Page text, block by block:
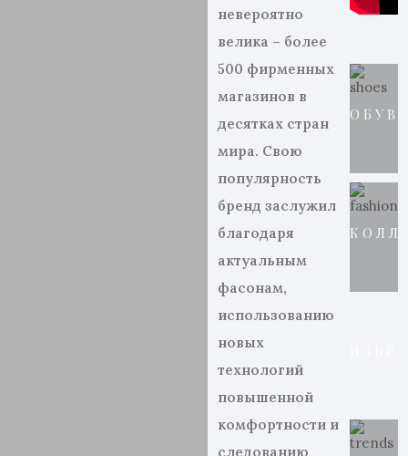
невероятно
велика – более
500 фирменных
магазинов в
десятках стран
мира. Свою
популярность
бренд заслужил
благодаря
актуальным
фасонам,
использованию
новых
технологий
повышенной
комфортности и
следованию